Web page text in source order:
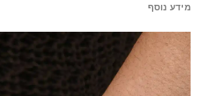
מידע נוסף